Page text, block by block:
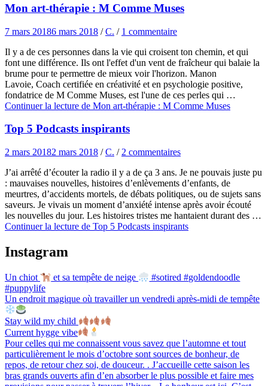
Mon art-thérapie : M Comme Muses
7 mars 20186 mars 2018 /C. / 1 commentaire
Il y a de ces personnes dans la vie qui croisent ton chemin, et qui
font une différence. Ils ont l'effet d'un vent de fraîcheur qui balaie la
brume pour te permettre de mieux voir l'horizon. Manon
Lavoie, Coach certifiée en créativité et en psychologie positive,
fondatrice de M Comme Muses, est l'une de ces perles qui …
Continuer la lecture de Mon art-thérapie : M Comme Muses
Top 5 Podcasts inspirants
2 mars 20182 mars 2018 /C. / 2 commentaires
J’ai arrêté d’écouter la radio il y a de ça 3 ans. Je ne pouvais juste pu
: mauvaises nouvelles, histoires d’enlèvements d’enfants, de
meurtres, d’accidents mortels, de débats politiques, ou de sujets sans
saveurs. Je vivais un moment d’anxiété intense après avoir écouté
les nouvelles du jour. Les histoires tristes me hantaient durant des …
Continuer la lecture de Top 5 Podcasts inspirants
Instagram
Un chiot et sa tempête de neige
#sotired #goldendoodle
#puppylife
Un endroit magique où travailler un vendredi après-midi de tempête
Stay wild my child
Current hygge vibe
Pour celles qui me connaissent vous savez que l’automne et tout
particulièrement le mois d’octobre sont sources de bonheur, de
repos, de retour chez soi, de douceur. . J’accueille cette saison les
bras grands ouverts afin d’en absorber le plus possible et faire mes